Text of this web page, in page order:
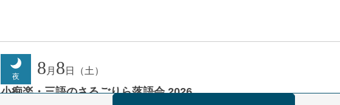
夜 8 月 8 日（土）
小痴楽・三語のさるごりら落語会 2026